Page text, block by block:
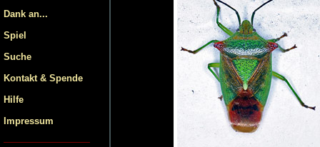
Dank an...
Spiel
Suche
Kontakt & Spende
Hilfe
Impressum